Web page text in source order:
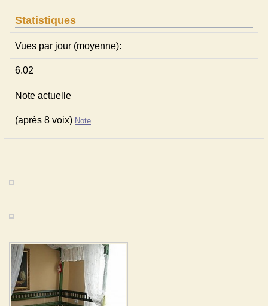
Statistiques
Vues par jour (moyenne):
6.02
Note actuelle
(après 8 voix) Note